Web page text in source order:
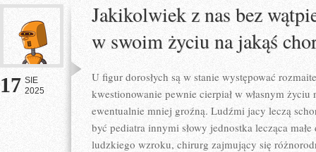
17 SIE
2025
Jakikolwiek z nas bez
w swoim życiu na jakąś
U figur dorosłych są w stanie występować
kwestionowanie pewnie cierpiał w własnym
ewentualnie mniej groźną. Ludźmi jacy leczą
być pediatra innymi słowy jednostka lecząca
ludzkiego wzroku, chirurg zajmujący się